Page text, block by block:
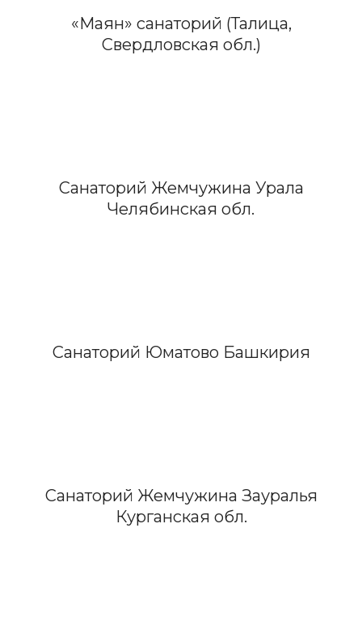
«Маян» санаторий (Талица,
Свердловская обл.)
Санаторий Жемчужина Урала
Челябинская обл.
Санаторий Юматово Башкирия
Санаторий Жемчужина Зауралья
Курганская обл.